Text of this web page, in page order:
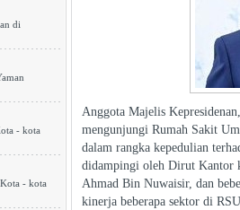
di
- kota
- kota
Anggota Majelis
mengunjungi Rumah Sakit
dalam rangka kepedulian
didampingi oleh Dirut Kantor
Ahmad Bin Nuwaisir, dan
kinerja beberapa sektor di